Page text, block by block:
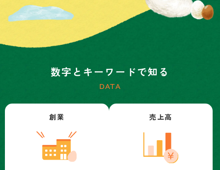
数字とキーワードで知る
DATA
創業 売上高